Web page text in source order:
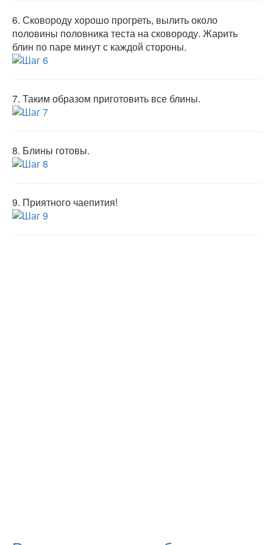
6. Сковороду хорошо прогреть, вылить около
половины половника теста на сковороду. Жарить
блин по паре минут с каждой стороны.
7. Таким образом приготовить все блины.
8. Блины готовы.
9. Приятного чаепития!